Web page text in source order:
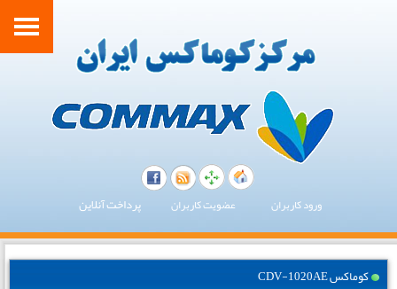
ورود کاربران عضویت کاربران پرداخت آنلاین
کوماکس CDV-1020AE